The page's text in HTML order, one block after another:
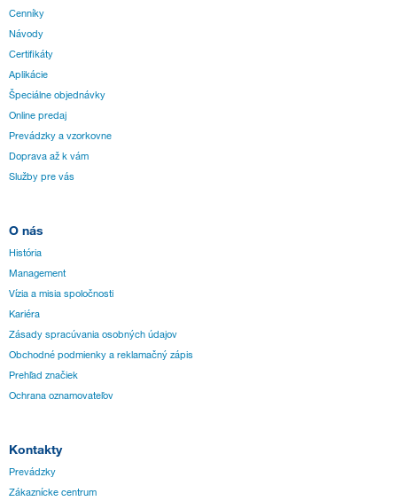
Cenníky
Návody
Certifikáty
Aplikácie
Špeciálne objednávky
Online predaj
Prevádzky a vzorkovne
Doprava až k vám
Služby pre vás
O nás
História
Management
Vízia a misia spoločnosti
Kariéra
Zásady spracúvania osobných údajov
Obchodné podmienky a reklamačný zápis
Prehľad značiek
Ochrana oznamovateľov
Kontakty
Prevádzky
Zákaznícke centrum